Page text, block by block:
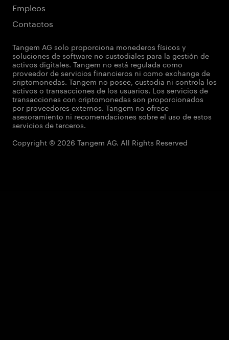
Empleos
Contactos
Tangem AG solo proporciona monederos físicos y
soluciones de software no custodiales para la gestión de
activos digitales. Tangem no está regulada como
proveedor de servicios financieros ni como exchange de
criptomonedas. Tangem no posee, custodia ni controla los
activos o transacciones de los usuarios. Los servicios de
transacciones con criptomonedas son proporcionados
por proveedores externos. Tangem no ofrece
asesoramiento ni recomendaciones sobre el uso de estos
servicios de terceros.